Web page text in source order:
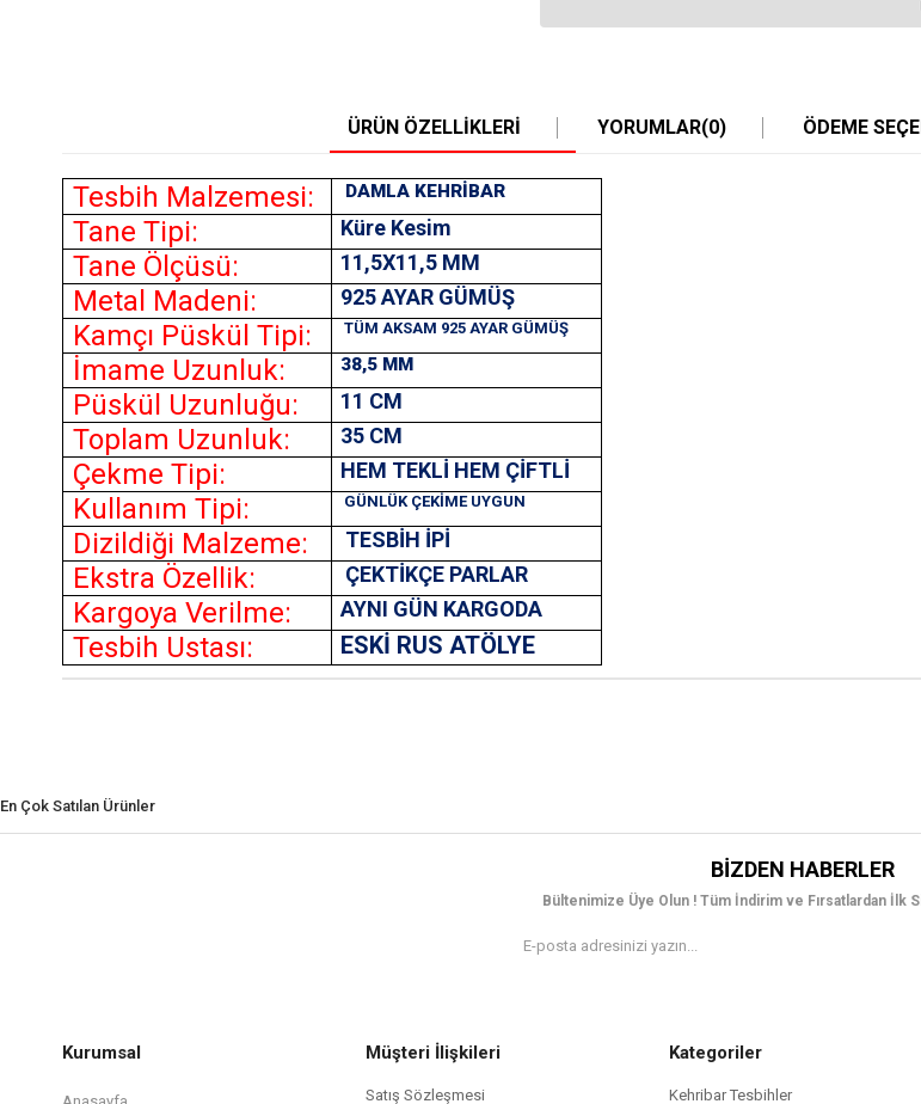
ÜRÜN ÖZELLIKLERI YORUMLAR(0) ÖDEME
Tesbih Malzemesi: DAMLA KEHRİBAR
Tane Tipi: Küre Kesim
Tane Ölçüsü: 11,5X11,5 MM
Metal Madeni: 925 AYAR GÜMÜŞ
Kamçı Püskül Tipi: TÜM AKSAM 925 AYAR GÜMÜŞ
İmame Uzunluk: 38,5 MM
Püskül Uzunluğu: 11 CM
Toplam Uzunluk: 35 CM
Çekme Tipi: HEM TEKLİ HEM ÇİFTLİ
Kullanım Tipi: GÜNLÜK ÇEKİME UYGUN
Dizildiği Malzeme: TESBİH İPİ
Ekstra Özellik: ÇEKTİKÇE PARLAR
Kargoya Verilme: AYNI GÜN KARGODA
Tesbih Ustası: ESKİ RUS ATÖLYE
En Çok Satılan Ürünler
BIZDEN HABERLER
Bültenimize Üye Olun ! Tüm İndirim ve Fırsatlardan İlk
Kurumsal Müşteri İlişkileri
Satış Sözleşmesi
Kategoriler
Kehribar Tesbihler